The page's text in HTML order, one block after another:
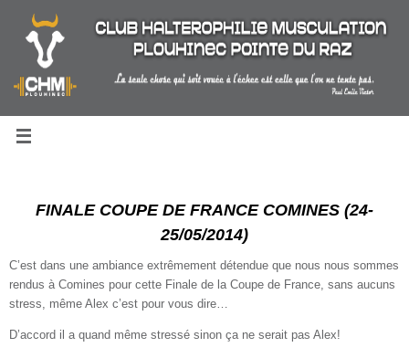
contenu
FINALE COUPE DE FRANCE COMINES (24-
25/05/2014)
C’est dans une ambiance extrêmement détendue que nous nous sommes
rendus à Comines pour cette Finale de la Coupe de France, sans aucuns
stress, même Alex c’est pour vous dire…
D’accord il a quand même stressé sinon ça ne serait pas Alex!